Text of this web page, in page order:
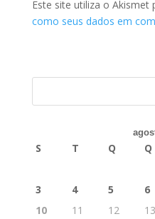
Este site utiliza o Akismet
como seus dados em
S T Q Q
3
4 5 6
10
11 12 13